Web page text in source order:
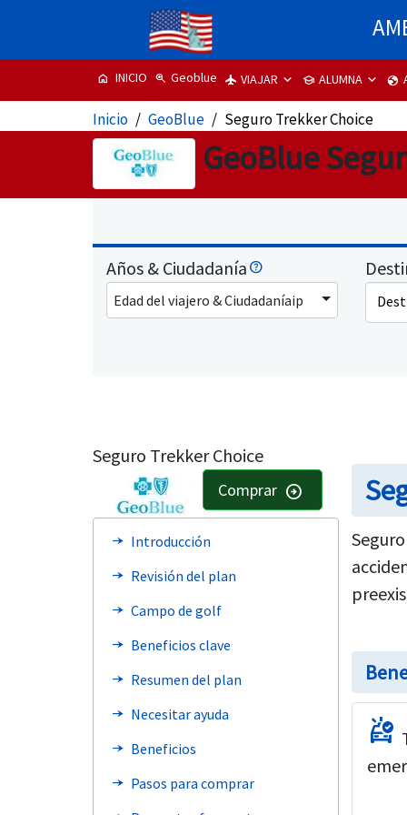
home INICIO zoom_in Geoblue flight VIAJAR school ALUMNA globe
Inicio GeoBlue Seguro Trekker Choice
GeoBlue
Años & Ciudadanía
Edad del viajero & Ciudadaníaip
Seguro Trekker Choice
Comprar arrow_circle_right
line_end_arrow_notch Introducción
line_end_arrow_notch Revisión del plan
line_end_arrow_notch Campo de golf
line_end_arrow_notch Beneficios clave
line_end_arrow_notch Resumen del plan
line_end_arrow_notch Necesitar ayuda
line_end_arrow_notch Beneficios
line_end_arrow_notch Pasos para comprar
ambulance